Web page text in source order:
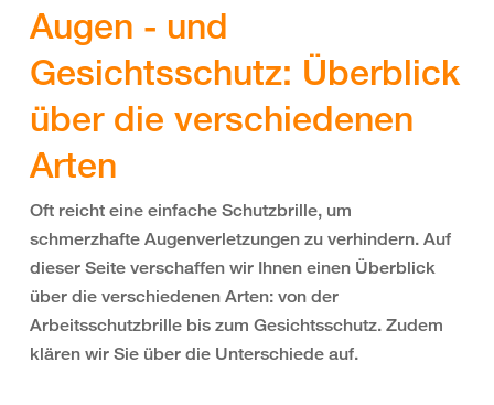
Augen - und
Gesichtsschutz: Überblick
über die verschiedenen
Arten
Oft reicht eine einfache Schutzbrille, um
schmerzhafte Augenverletzungen zu verhindern. Auf
dieser Seite verschaffen wir Ihnen einen Überblick
über die verschiedenen Arten: von der
Arbeitsschutzbrille bis zum Gesichtsschutz. Zudem
klären wir Sie über die Unterschiede auf.